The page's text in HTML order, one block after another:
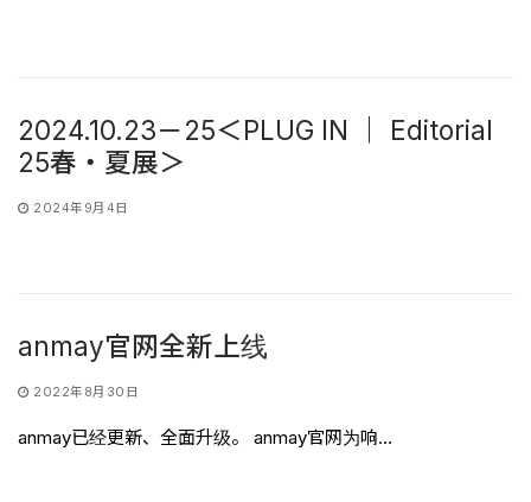
2024.10.23－25＜PLUG IN ｜ Editorial
25春・夏展＞
2024年9月4日
anmay官网全新上线
2022年8月30日
anmay已经更新、全面升级。 anmay官网为响…